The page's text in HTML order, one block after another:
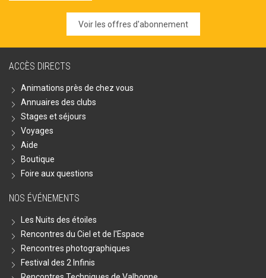
Voir les offres d'abonnement
ACCÈS DIRECTS
Animations près de chez vous
Annuaires des clubs
Stages et séjours
Voyages
Aide
Boutique
Foire aux questions
NOS ÉVÉNEMENTS
Les Nuits des étoiles
Rencontres du Ciel et de l'Espace
Rencontres photographiques
Festival des 2 Infinis